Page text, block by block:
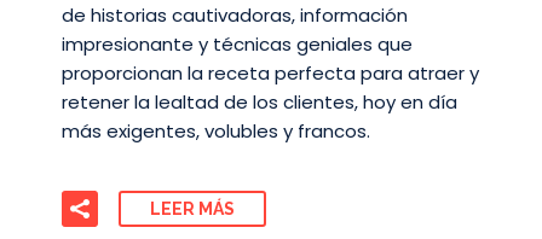
de historias cautivadoras, información
impresionante y técnicas geniales que
proporcionan la receta perfecta para atraer y
retener la lealtad de los clientes, hoy en día
más exigentes, volubles y francos.
LEER MÁS